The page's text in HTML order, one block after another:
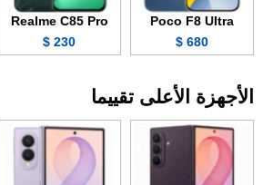
Poco F8 Ultra
680 $
Realme C85 Pro
230 $
الأجهزة الأعلى تقييما